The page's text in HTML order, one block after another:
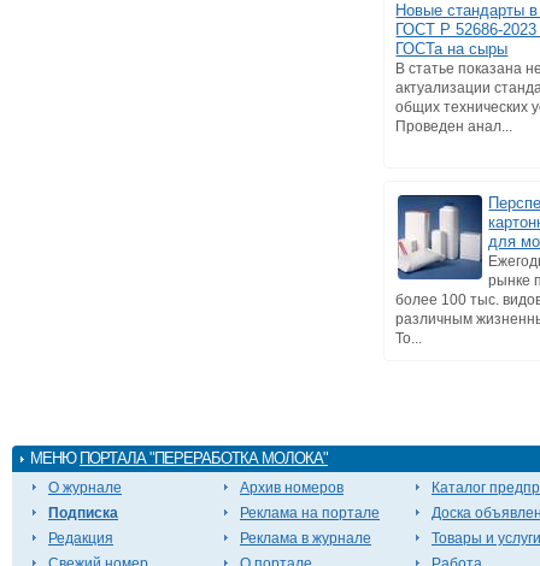
Новые стандарты
ГОСТ Р 52686-2023
ГОСТа на сыры
В статье показана
актуализации
общих технических
Проведен анал...
для
рынке
более 100 тыс.
различным
То...
МЕНЮ ПОРТАЛА "ПЕРЕРАБОТКА МОЛОКА"
О журнале
Подписка
Редакция
Архив номеров
Реклама на портале
Реклама в журнале
Каталог
Доска
Товары и услуги